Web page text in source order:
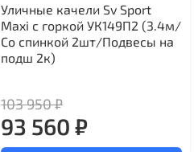
Уличные качели Sv Sport
Maxi с горкой УК149П2 (3.4м/
Со спинкой 2шт/Подвесы на
подш 2к)
103 950 ₽
93 560 ₽